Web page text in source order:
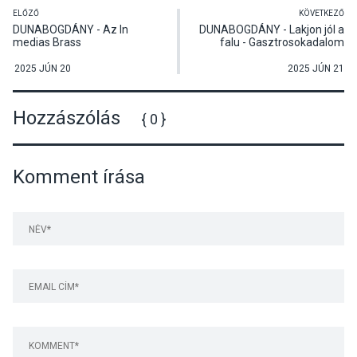
ELŐZŐ
DUNABOGDÁNY - Az In
medias Brass
kortárszenei koncertje
2025 JÚN 20
KÖVETKEZŐ
DUNABOGDÁNY - Lakjon jól a
falu - Gasztrosokadalom
2025 JÚN 21
Hozzászólás { 0 }
Komment írása